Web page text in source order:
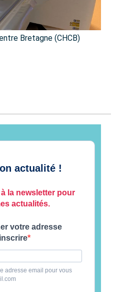
Bretagne (CHCB)
actualité !
la newsletter pour
actualités.
votre adresse
adresse email pour vous